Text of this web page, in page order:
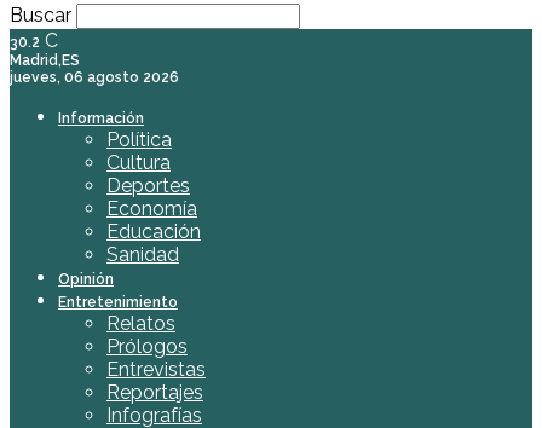
Buscar
30.2 C
Madrid,ES
jueves, 06 agosto 2026
Información
Política
Cultura
Deportes
Economía
Educación
Sanidad
Opinión
Entretenimiento
Relatos
Prólogos
Entrevistas
Reportajes
Infografías